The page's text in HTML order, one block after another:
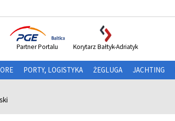
Partner Portalu Korytarz Bałtyk-Adriatyk
PORTY, LOGISTYKA ŻEGLUGA JACHTING